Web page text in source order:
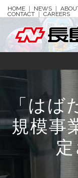
HOME NEWS
CONTACT CAREERS
「はば
規模事